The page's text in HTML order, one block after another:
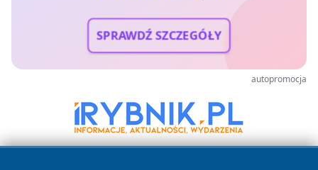
SPRAWDŹ SZCZEGÓŁY
autopromocja